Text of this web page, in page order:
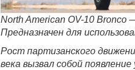
North American OV-10
Предназначен для
Рост партизанского
века вызвал собой